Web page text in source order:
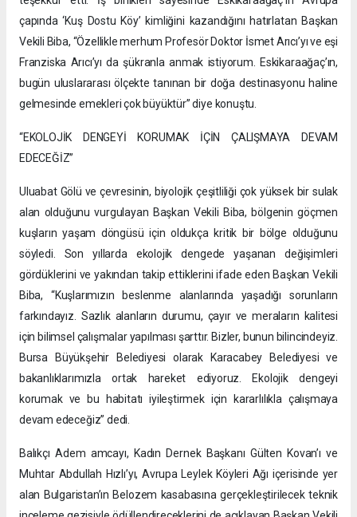
çapında ‘Kuş Dostu Köy’ kimliğini kazandığını hatırlatan Başkan
Vekili Biba, “Özellikle merhum Profesör Doktor İsmet Arıcı’yı ve eşi
Franziska Arıcı’yı da şükranla anmak istiyorum. Eskikaraağaç’ın,
bugün uluslararası ölçekte tanınan bir doğa destinasyonu haline
gelmesinde emekleri çok büyüktür” diye konuştu.
“EKOLOJİK DENGEYİ KORUMAK İÇİN ÇALIŞMAYA DEVAM
EDECEĞİZ”
Uluabat Gölü ve çevresinin, biyolojik çeşitliliği çok yüksek bir sulak
alan olduğunu vurgulayan Başkan Vekili Biba, bölgenin göçmen
kuşların yaşam döngüsü için oldukça kritik bir bölge olduğunu
söyledi. Son yıllarda ekolojik dengede yaşanan değişimleri
gördüklerini ve yakından takip ettiklerini ifade eden Başkan Vekili
Biba, “Kuşlarımızın beslenme alanlarında yaşadığı sorunların
farkındayız. Sazlık alanların durumu, çayır ve meraların kalitesi
için bilimsel çalışmalar yapılması şarttır. Bizler, bunun bilincindeyiz.
Bursa Büyükşehir Belediyesi olarak Karacabey Belediyesi ve
bakanlıklarımızla ortak hareket ediyoruz. Ekolojik dengeyi
korumak ve bu habitatı iyileştirmek için kararlılıkla çalışmaya
devam edeceğiz” dedi.
Balıkçı Adem amcayı, Kadın Dernek Başkanı Gülten Kovan’ı ve
Muhtar Abdullah Hızlı’yı, Avrupa Leylek Köyleri Ağı içerisinde yer
alan Bulgaristan’ın Belozem kasabasına gerçekleştirilecek teknik